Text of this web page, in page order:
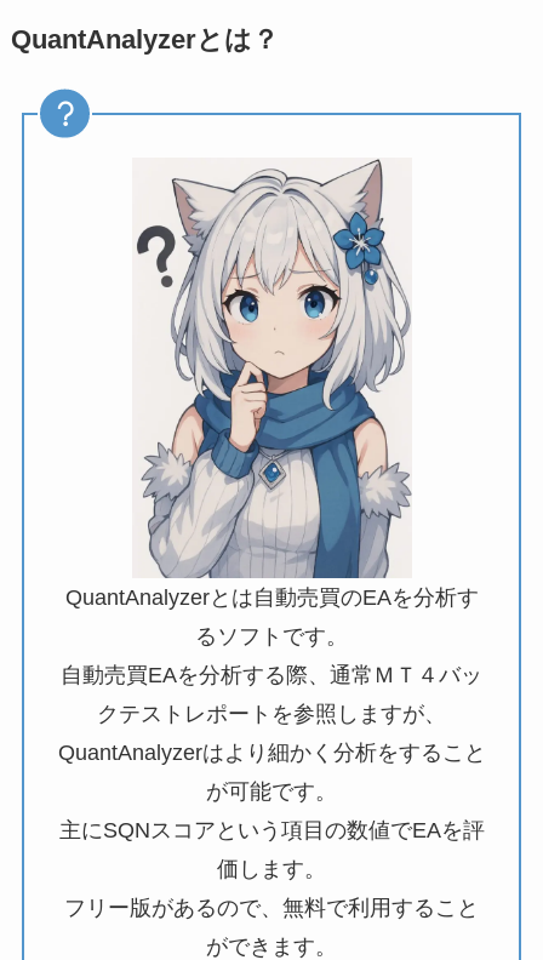
QuantAnalyzerとは？
QuantAnalyzerとは自動売買のEAを分析す
るソフトです。
自動売買EAを分析する際、通常ＭＴ４バッ
クテストレポートを参照しますが、
QuantAnalyzerはより細かく分析をすること
が可能です。
主にSQNスコアという項目の数値でEAを評
価します。
フリー版があるので、無料で利用すること
ができます。